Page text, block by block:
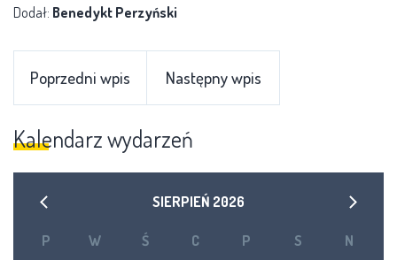
Dodał: Benedykt Perzyński
Poprzedni wpis Następny wpis
Kalendarz wydarzeń
SIERPIEŃ 2026
P W Ś C P S N